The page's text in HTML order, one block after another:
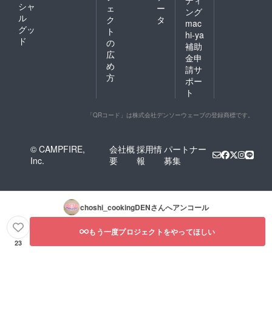
シャ
ル
グッ
ド
ェ
ク
ト
の
広
め
方
ー
タ
ング
mac
hi-ya
補助
金申
請サ
ポー
ト
「QRコード」は株式会社デンソーウェーブの登録商標です。
© CAMPFIRE,
Inc.
会社概
要
採用情
報
パートナー
募集
choshi_cookingDENさんへアンコール
23
もう一度プロジェクトをやってほしい